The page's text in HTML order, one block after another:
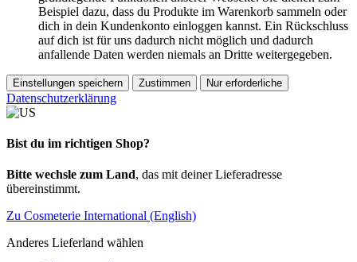
Beispiel dazu, dass du Produkte im Warenkorb sammeln oder
dich in dein Kundenkonto einloggen kannst. Ein Rückschluss
auf dich ist für uns dadurch nicht möglich und dadurch
anfallende Daten werden niemals an Dritte weitergegeben.
Einstellungen speichern Zustimmen Nur erforderliche
Datenschutzerklärung
Bist du im richtigen Shop?
Bitte wechsle zum Land, das mit deiner Lieferadresse
übereinstimmt.
Zu Cosmeterie International (English)
Anderes Lieferland wählen